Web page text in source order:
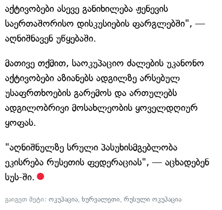
აქტივობები ასევე განიხილება ჟენევის
საერთაშორისო დისკუსიების ფარგლებში", —
აღნიშნავენ უწყებაში.
მათივე თქმით, საოკუპაციო ძალების უკანონო
აქტივობები აზიანებს ადგილზე არსებულ
უსაფრთხოების გარემოს და ართულებს
ადგილობრივი მოსახლეობის ყოველდღიურ
ყოფას.
"აღნიშნულზე სრული პასუხისმგებლობა
ეკისრება რუსეთის ფედერაციას", — აცხადებენ
სუს-ში.
გაიგეთ მეტი: ოკუპაცია, ხურვალეთი, რუსული ოკუპაცია